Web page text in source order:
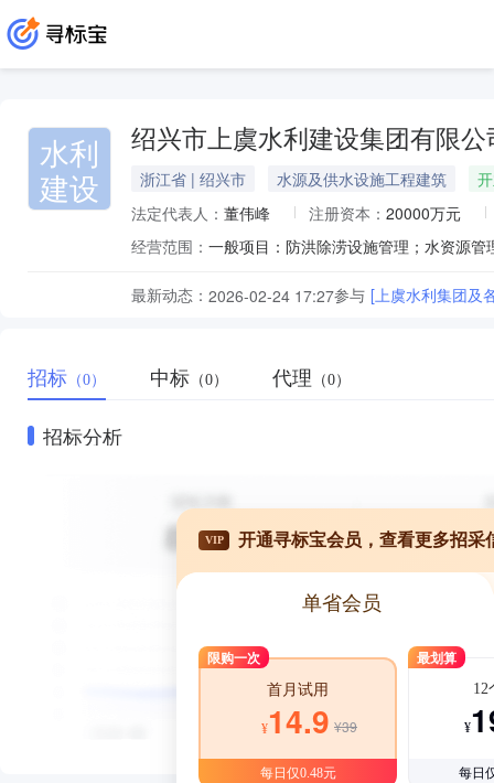
水利
建设
绍兴市上虞水利建设集团有限公
浙江省 | 绍兴市 水源及供水设施工程建筑
法定代表人： 董伟峰 注册资本： 20000万元
经营范围：
最新动态： 2026-02-24 17:27参与 [上虞水利集团及
招标 （0） 中标 （0） 代理 （0）
招标分析
VIP 开通寻标宝会员，查看更多招采
单省会员
限购一次
首月试用
¥14.9 ¥39
每日仅0.48元
最划算
12
¥
每日